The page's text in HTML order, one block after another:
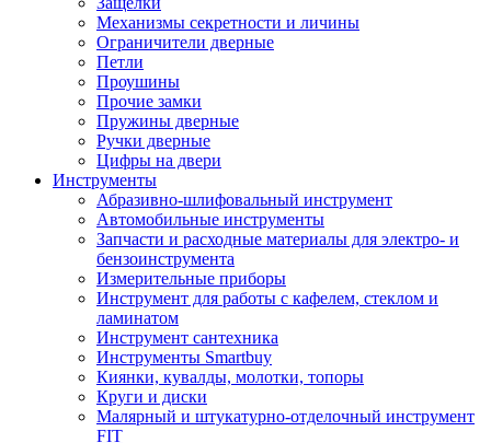
Механизмы секретности и личины
Ограничители дверные
Петли
Проушины
Прочие замки
Пружины дверные
Ручки дверные
Цифры на двери
Инструменты
Абразивно-шлифовальный инструмент
Автомобильные инструменты
Запчасти и расходные материалы для электро- и
бензоинструмента
Измерительные приборы
Инструмент для работы с кафелем, стеклом и
ламинатом
Инструмент сантехника
Инструменты Smartbuy
Киянки, кувалды, молотки, топоры
Круги и диски
Малярный и штукатурно-отделочный инструмент
FIT